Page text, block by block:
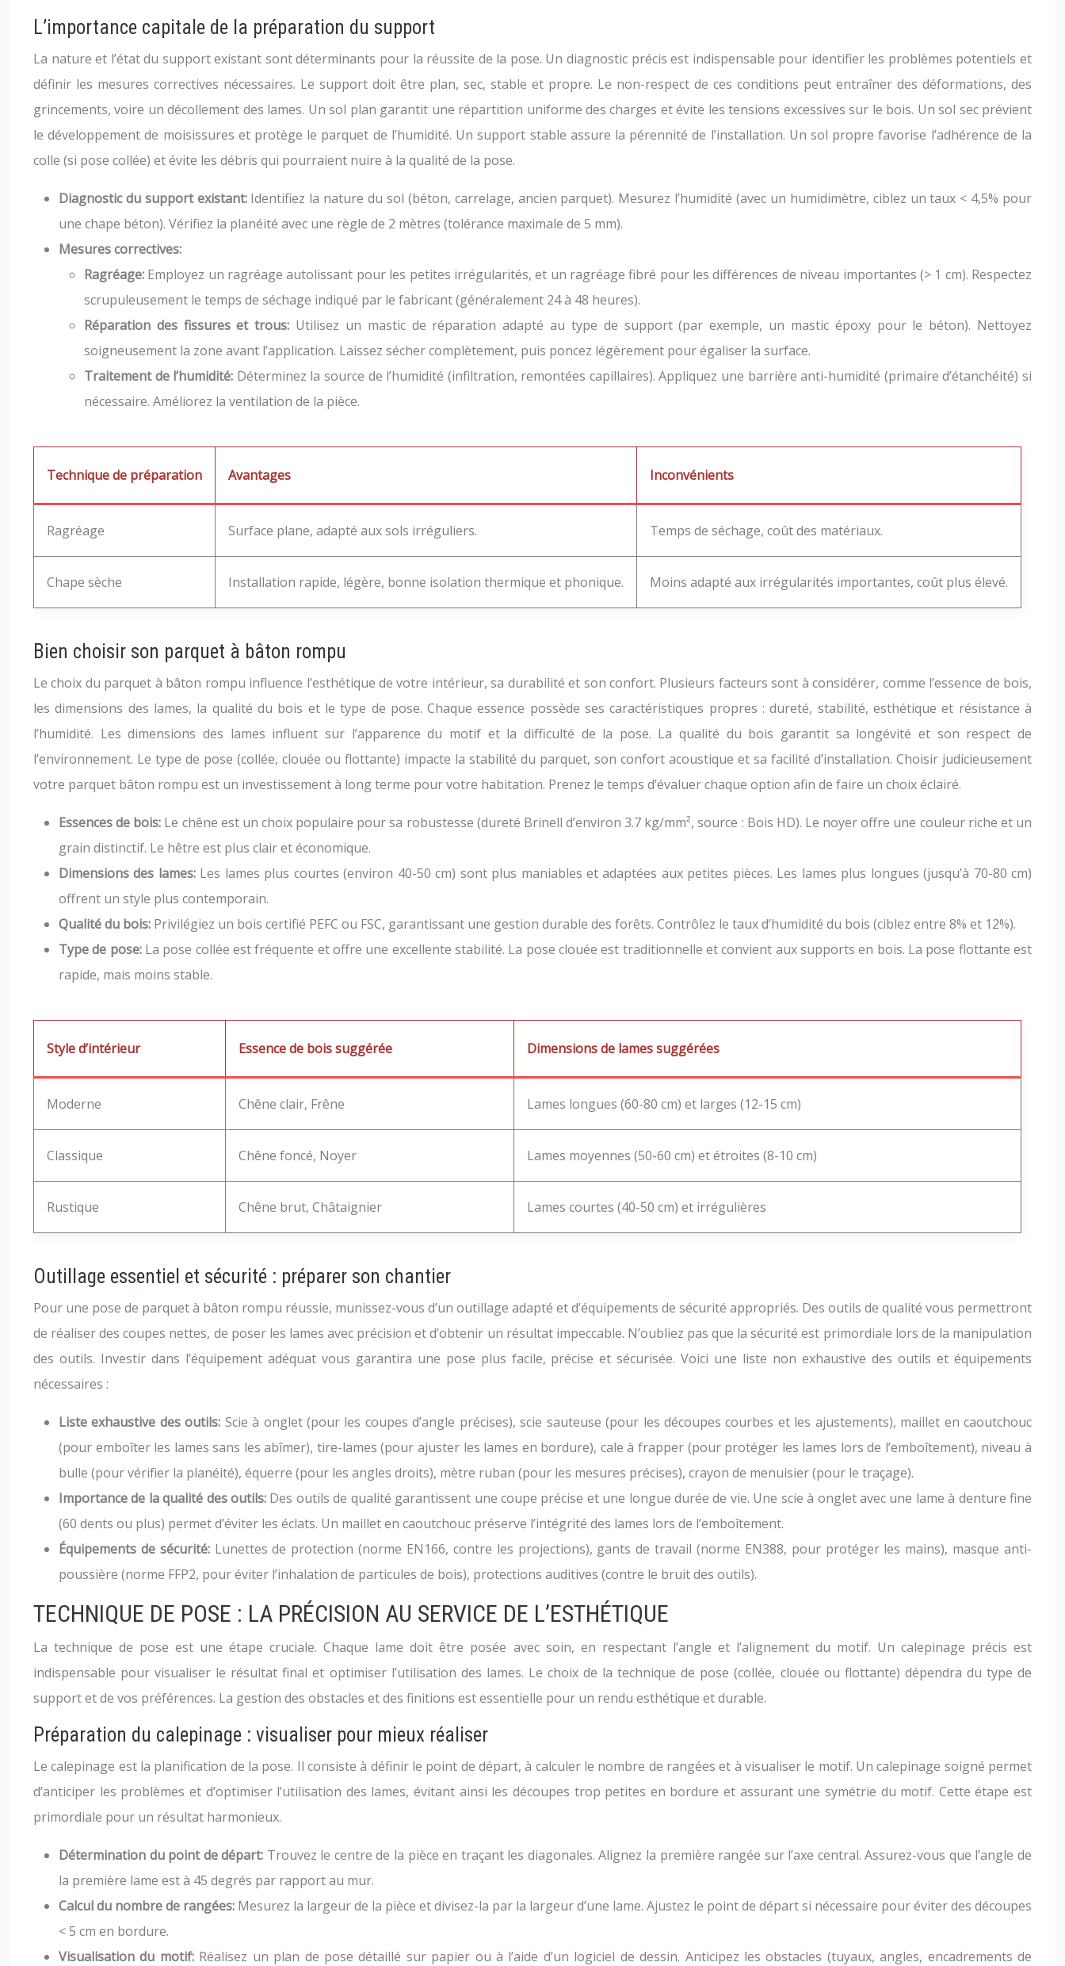
L’importance capitale de la préparation du support
La nature et l’état du support existant sont déterminants pour la réussite de la pose. Un diagnostic précis est indispensable pour identifier les problèmes potentiels et
définir les mesures correctives nécessaires. Le support doit être plan, sec, stable et propre. Le non-respect de ces conditions peut entraîner des déformations, des
grincements, voire un décollement des lames. Un sol plan garantit une répartition uniforme des charges et évite les tensions excessives sur le bois. Un sol sec prévient
le développement de moisissures et protège le parquet de l’humidité. Un support stable assure la pérennité de l’installation. Un sol propre favorise l’adhérence de la
colle (si pose collée) et évite les débris qui pourraient nuire à la qualité de la pose.
Diagnostic du support existant: Identifiez la nature du sol (béton, carrelage, ancien parquet). Mesurez l’humidité (avec un humidimètre, ciblez un taux < 4,5% pour
une chape béton). Vérifiez la planéité avec une règle de 2 mètres (tolérance maximale de 5 mm).
Mesures correctives:
Ragréage: Employez un ragréage autolissant pour les petites irrégularités, et un ragréage fibré pour les différences de niveau importantes (> 1 cm). Respectez
scrupuleusement le temps de séchage indiqué par le fabricant (généralement 24 à 48 heures).
Réparation des fissures et trous: Utilisez un mastic de réparation adapté au type de support (par exemple, un mastic époxy pour le béton). Nettoyez
soigneusement la zone avant l’application. Laissez sécher complètement, puis poncez légèrement pour égaliser la surface.
Traitement de l’humidité: Déterminez la source de l’humidité (infiltration, remontées capillaires). Appliquez une barrière anti-humidité (primaire d’étanchéité) si
nécessaire. Améliorez la ventilation de la pièce.
Technique de préparation Avantages Inconvénients
Ragréage Surface plane, adapté aux sols irréguliers. Temps de séchage, coût des matériaux.
Chape sèche Installation rapide, légère, bonne isolation thermique et phonique. Moins adapté aux irrégularités importantes, coût plus élevé.
Bien choisir son parquet à bâton rompu
Le choix du parquet à bâton rompu influence l’esthétique de votre intérieur, sa durabilité et son confort. Plusieurs facteurs sont à considérer, comme l’essence de bois,
les dimensions des lames, la qualité du bois et le type de pose. Chaque essence possède ses caractéristiques propres : dureté, stabilité, esthétique et résistance à
l’humidité. Les dimensions des lames influent sur l’apparence du motif et la difficulté de la pose. La qualité du bois garantit sa longévité et son respect de
l’environnement. Le type de pose (collée, clouée ou flottante) impacte la stabilité du parquet, son confort acoustique et sa facilité d’installation. Choisir judicieusement
votre parquet bâton rompu est un investissement à long terme pour votre habitation. Prenez le temps d’évaluer chaque option afin de faire un choix éclairé.
Essences de bois: Le chêne est un choix populaire pour sa robustesse (dureté Brinell d’environ 3.7 kg/mm², source : Bois HD). Le noyer offre une couleur riche et un
grain distinctif. Le hêtre est plus clair et économique.
Dimensions des lames: Les lames plus courtes (environ 40-50 cm) sont plus maniables et adaptées aux petites pièces. Les lames plus longues (jusqu’à 70-80 cm)
offrent un style plus contemporain.
Qualité du bois: Privilégiez un bois certifié PEFC ou FSC, garantissant une gestion durable des forêts. Contrôlez le taux d’humidité du bois (ciblez entre 8% et 12%).
Type de pose: La pose collée est fréquente et offre une excellente stabilité. La pose clouée est traditionnelle et convient aux supports en bois. La pose flottante est
rapide, mais moins stable.
Style d’intérieur Essence de bois suggérée Dimensions de lames suggérées
Moderne Chêne clair, Frêne Lames longues (60-80 cm) et larges (12-15 cm)
Classique Chêne foncé, Noyer Lames moyennes (50-60 cm) et étroites (8-10 cm)
Rustique Chêne brut, Châtaignier Lames courtes (40-50 cm) et irrégulières
Outillage essentiel et sécurité : préparer son chantier
Pour une pose de parquet à bâton rompu réussie, munissez-vous d’un outillage adapté et d’équipements de sécurité appropriés. Des outils de qualité vous permettront
de réaliser des coupes nettes, de poser les lames avec précision et d’obtenir un résultat impeccable. N’oubliez pas que la sécurité est primordiale lors de la manipulation
des outils. Investir dans l’équipement adéquat vous garantira une pose plus facile, précise et sécurisée. Voici une liste non exhaustive des outils et équipements
nécessaires :
Liste exhaustive des outils: Scie à onglet (pour les coupes d’angle précises), scie sauteuse (pour les découpes courbes et les ajustements), maillet en caoutchouc
(pour emboîter les lames sans les abîmer), tire-lames (pour ajuster les lames en bordure), cale à frapper (pour protéger les lames lors de l’emboîtement), niveau à
bulle (pour vérifier la planéité), équerre (pour les angles droits), mètre ruban (pour les mesures précises), crayon de menuisier (pour le traçage).
Importance de la qualité des outils: Des outils de qualité garantissent une coupe précise et une longue durée de vie. Une scie à onglet avec une lame à denture fine
(60 dents ou plus) permet d’éviter les éclats. Un maillet en caoutchouc préserve l’intégrité des lames lors de l’emboîtement.
Équipements de sécurité: Lunettes de protection (norme EN166, contre les projections), gants de travail (norme EN388, pour protéger les mains), masque anti-
poussière (norme FFP2, pour éviter l’inhalation de particules de bois), protections auditives (contre le bruit des outils).
TECHNIQUE DE POSE : LA PRÉCISION AU SERVICE DE L’ESTHÉTIQUE
La technique de pose est une étape cruciale. Chaque lame doit être posée avec soin, en respectant l’angle et l’alignement du motif. Un calepinage précis est
indispensable pour visualiser le résultat final et optimiser l’utilisation des lames. Le choix de la technique de pose (collée, clouée ou flottante) dépendra du type de
support et de vos préférences. La gestion des obstacles et des finitions est essentielle pour un rendu esthétique et durable.
Préparation du calepinage : visualiser pour mieux réaliser
Le calepinage est la planification de la pose. Il consiste à définir le point de départ, à calculer le nombre de rangées et à visualiser le motif. Un calepinage soigné permet
d’anticiper les problèmes et d’optimiser l’utilisation des lames, évitant ainsi les découpes trop petites en bordure et assurant une symétrie du motif. Cette étape est
primordiale pour un résultat harmonieux.
Détermination du point de départ: Trouvez le centre de la pièce en traçant les diagonales. Alignez la première rangée sur l’axe central. Assurez-vous que l’angle de
la première lame est à 45 degrés par rapport au mur.
Calcul du nombre de rangées: Mesurez la largeur de la pièce et divisez-la par la largeur d’une lame. Ajustez le point de départ si nécessaire pour éviter des découpes
< 5 cm en bordure.
Visualisation du motif: Réalisez un plan de pose détaillé sur papier ou à l’aide d’un logiciel de dessin. Anticipez les obstacles (tuyaux, angles, encadrements de